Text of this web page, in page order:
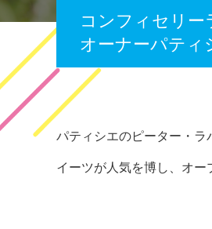
コンフィセリー
オーナーパティ
パティシエのピーター・ラ
イーツが人気を博し、オー